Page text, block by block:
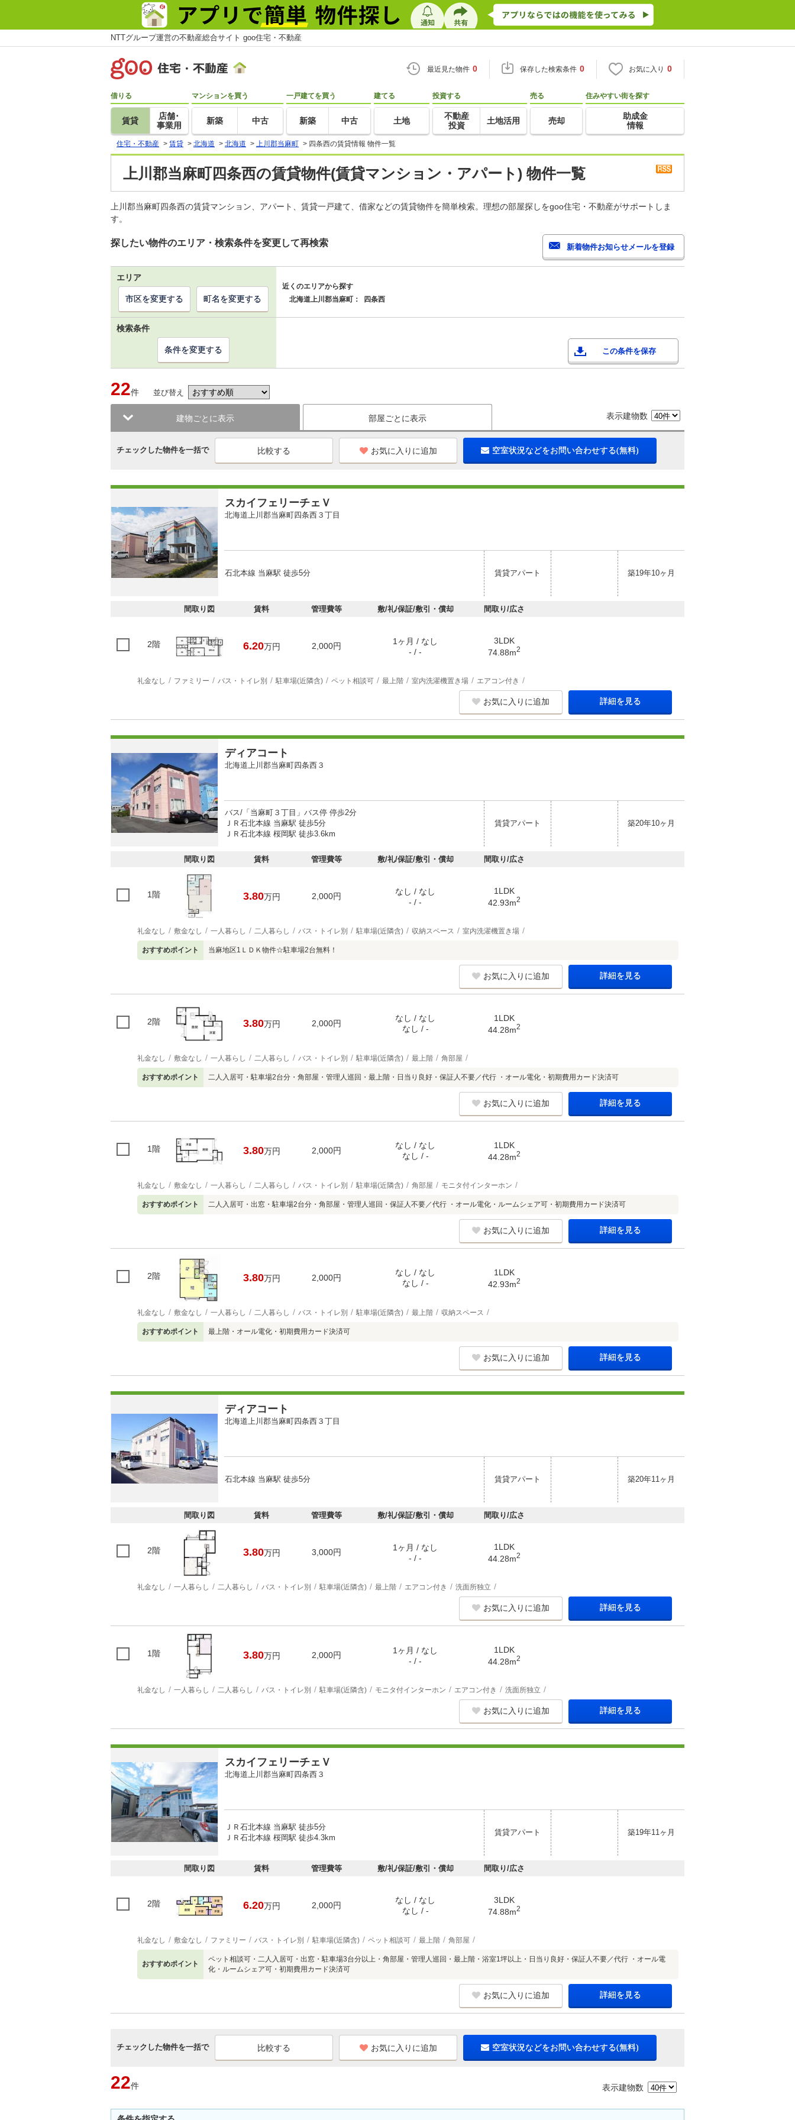
NTTグループ運営の不動産総合サイト goo住宅・不動産
最近見た物件 0 保存した検索条件 0 お気に入り 0
借りる
賃貸
店舗･
事業用
マンションを買う
新築 中古
一戸建てを買う
新築 中古
建てる
土地
投資する
不動産
投資
土地活用
売る
売却
住みやすい街を探す
助成金
情報
住宅・不動産 > 賃貸 > 北海道 > 北海道 > 上川郡当麻町 > 四条西の賃貸情報 物件一覧
上川郡当麻町四条西の賃貸物件(賃貸マンション・アパート) 物件一覧
上川郡当麻町四条西の賃貸マンション、アパート、賃貸一戸建て、借家などの賃貸物件を簡単検索。理想の部屋探しをgoo住宅・不動産がサポートしま
す。
探したい物件のエリア・検索条件を変更して再検索
エリア
近くのエリアから探す
北海道上川郡当麻町：
四条西
市区を変更する 町名を変更する
検索条件
この条件を保存
条件を変更する
22件 並び替え
建物ごとに表示 部屋ごとに表示 表示建物数
チェックした物件を一括で お気に入りに追加 空室状況などをお問い合わせする(無料)
スカイフェリーチェＶ
北海道上川郡当麻町四条西３丁目
石北本線 当麻駅 徒歩5分 賃貸アパート 築19年10ヶ月
間取り図 賃料 管理費等 敷/礼/保証/敷引・償却 間取り/広さ
2階 6.20万円 2,000円
1ヶ月 / なし
- / -
3LDK
74.88m2
礼金なし ファミリー バス・トイレ別 駐車場(近隣含) ペット相談可 最上階 室内洗濯機置き場 エアコン付き
お気に入りに追加 詳細を見る
ディアコート
北海道上川郡当麻町四条西３
バス/「当麻町３丁目」バス停 停歩2分
ＪＲ石北本線 当麻駅 徒歩5分
ＪＲ石北本線 桜岡駅 徒歩3.6km
賃貸アパート 築20年10ヶ月
間取り図 賃料 管理費等 敷/礼/保証/敷引・償却 間取り/広さ
1階 3.80万円 2,000円
なし / なし
- / -
1LDK
42.93m2
礼金なし 敷金なし 一人暮らし 二人暮らし バス・トイレ別 駐車場(近隣含) 収納スペース 室内洗濯機置き場
おすすめポイント 当麻地区1ＬＤＫ物件☆駐車場2台無料！
お気に入りに追加 詳細を見る
2階 3.80万円 2,000円
なし / なし
なし / -
1LDK
44.28m2
礼金なし 敷金なし 一人暮らし 二人暮らし バス・トイレ別 駐車場(近隣含) 最上階 角部屋
おすすめポイント 二人入居可・駐車場2台分・角部屋・管理人巡回・最上階・日当り良好・保証人不要／代行 ・オール電化・初期費用カード決済可
お気に入りに追加 詳細を見る
1階 3.80万円 2,000円
なし / なし
なし / -
1LDK
44.28m2
礼金なし 敷金なし 一人暮らし 二人暮らし バス・トイレ別 駐車場(近隣含) 角部屋 モニタ付インターホン
おすすめポイント 二人入居可・出窓・駐車場2台分・角部屋・管理人巡回・保証人不要／代行 ・オール電化・ルームシェア可・初期費用カード決済可
お気に入りに追加 詳細を見る
2階 3.80万円 2,000円
なし / なし
なし / -
1LDK
42.93m2
礼金なし 敷金なし 一人暮らし 二人暮らし バス・トイレ別 駐車場(近隣含) 最上階 収納スペース
おすすめポイント 最上階・オール電化・初期費用カード決済可
お気に入りに追加 詳細を見る
ディアコート
北海道上川郡当麻町四条西３丁目
石北本線 当麻駅 徒歩5分 賃貸アパート 築20年11ヶ月
間取り図 賃料 管理費等 敷/礼/保証/敷引・償却 間取り/広さ
2階 3.80万円 3,000円
1ヶ月 / なし
- / -
1LDK
44.28m2
礼金なし 一人暮らし 二人暮らし バス・トイレ別 駐車場(近隣含) 最上階 エアコン付き 洗面所独立
お気に入りに追加 詳細を見る
1階 3.80万円 2,000円
1ヶ月 / なし
- / -
1LDK
44.28m2
礼金なし 一人暮らし 二人暮らし バス・トイレ別 駐車場(近隣含) モニタ付インターホン エアコン付き 洗面所独立
お気に入りに追加 詳細を見る
スカイフェリーチェＶ
北海道上川郡当麻町四条西３
ＪＲ石北本線 当麻駅 徒歩5分
ＪＲ石北本線 桜岡駅 徒歩4.3km
賃貸アパート 築19年11ヶ月
間取り図 賃料 管理費等 敷/礼/保証/敷引・償却 間取り/広さ
2階 6.20万円 2,000円
なし / なし
なし / -
3LDK
74.88m2
礼金なし 敷金なし ファミリー バス・トイレ別 駐車場(近隣含) ペット相談可 最上階 角部屋
おすすめポイント
ペット相談可・二人入居可・出窓・駐車場3台分以上・角部屋・管理人巡回・最上階・浴室1坪以上・日当り良好・保証人不要／代行 ・オール電
化・ルームシェア可・初期費用カード決済可
お気に入りに追加 詳細を見る
チェックした物件を一括で お気に入りに追加 空室状況などをお問い合わせする(無料)
22件 表示建物数